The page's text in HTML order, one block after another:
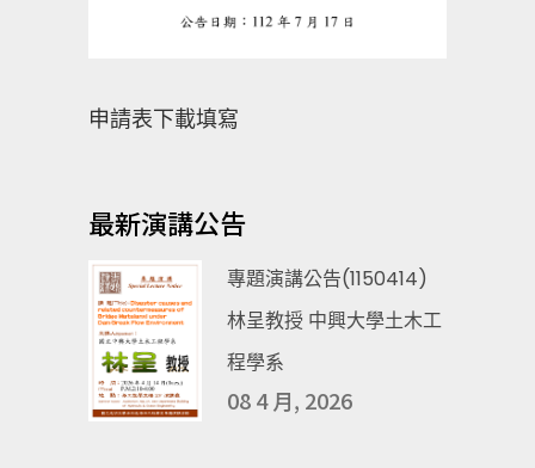
申請表下載填寫
最新演講公告
專題演講公告(1150414)
林呈教授 中興大學土木工
程學系
08 4 月, 2026